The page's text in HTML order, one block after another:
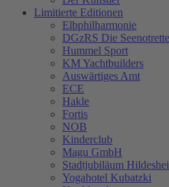
Limitierte Editionen
Elbphilharmonie
DGzRS Die
Hummel Sport
KM Yachtbuilders
Auswärtiges Amt
ECE
Hakle
Fortis
NOB
Kinderclub
Magu GmbH
Stadtjubiläum
Yogahotel Kubatzki